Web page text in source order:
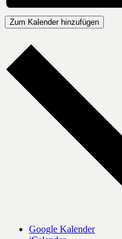
Zum Kalender hinzufügen
Google Kalender